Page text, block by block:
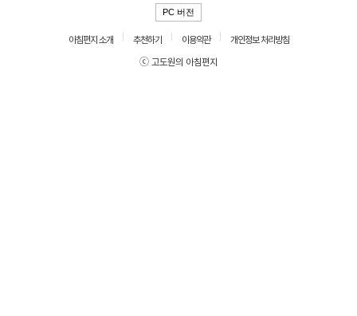
PC 버전
아침편지 소개 추천하기 이용약관
개인정보 처리방침
ⓒ 고도원의 아침편지